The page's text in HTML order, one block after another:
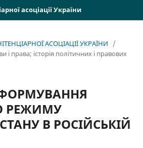
асоціації України
АСОЦІАЦІЇ УКРАЇНИ
/
і права; історія політичних і правових
ФОРМУВАННЯ
РЕЖИМУ
В РОСІЙСЬКІЙ